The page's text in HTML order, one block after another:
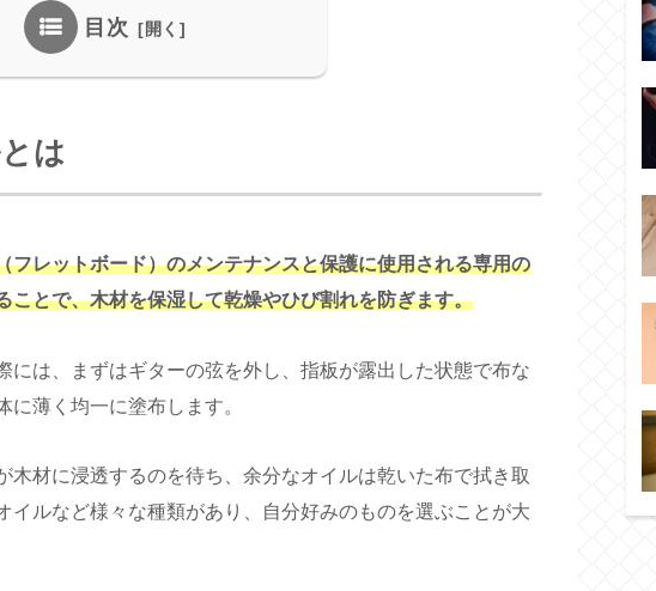
目次
は
フレットボード）のメンテナンスと保護に使用される専用の
ことで、木材を保湿して乾燥やひび割れを防ぎます。
には、まずはギターの弦を外し、指板が露出した状態で布な
薄く均一に塗布します。
木材に浸透するのを待ち、余分なオイルは乾いた布で拭き取
イルなど様々な種類があり、自分好みのものを選ぶことが大